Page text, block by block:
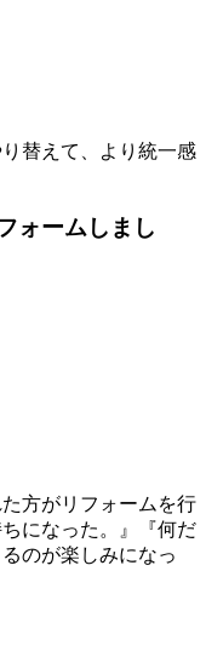
替えて、より統一感
ォームしまし
方がリフォームを行
になった。』『何だ
のが楽しみになっ